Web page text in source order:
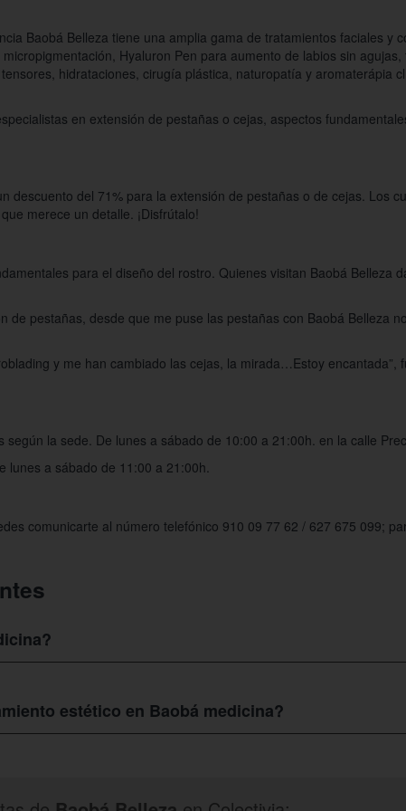
Baobá Belleza tiene una amplia gama de tratamientos faciales y
Hyaluron Pen para aumento de labios sin
hidrataciones, cirugía plástica, naturopatía y aromaterápia
en extensión de pestañas o cejas, aspectos
descuento del 71% para la extensión de pestañas o de cejas. Los
merece un detalle. ¡Disfrútalo!
para el diseño del rostro. Quienes visitan Baobá Belleza
de pestañas, desde que me puse las pestañas con Baobá Belleza
y me han cambiado las cejas, la mirada…Estoy encantada”,
según la sede. De lunes a sábado de 10:00 a 21:00h. en la calle
lunes a sábado de 11:00 a 21:00h.
comunicarte al número telefónico 910 09 77 62 / 627 675 099;
estético en Baobá medicina?
vigente por varios meses, por lo cual, podrás asistir cuando